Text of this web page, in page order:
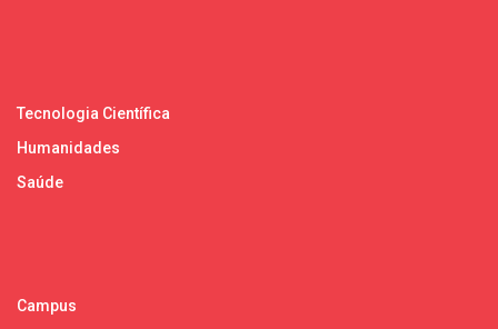
Tecnologia Científica
Humanidades
Saúde
Campus